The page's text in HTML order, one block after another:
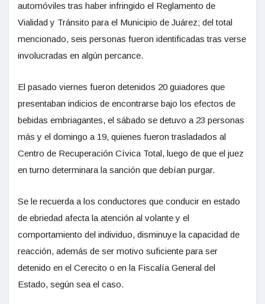
automóviles tras haber infringido el Reglamento de
Vialidad y Tránsito para el Municipio de Juárez; del total
mencionado, seis personas fueron identificadas tras verse
involucradas en algún percance.
El pasado viernes fueron detenidos 20 guiadores que
presentaban indicios de encontrarse bajo los efectos de
bebidas embriagantes, el sábado se detuvo a 23 personas
más y el domingo a 19, quienes fueron trasladados al
Centro de Recuperación Cívica Total, luego de que el juez
en turno determinara la sanción que debían purgar.
Se le recuerda a los conductores que conducir en estado
de ebriedad afecta la atención al volante y el
comportamiento del individuo, disminuye la capacidad de
reacción, además de ser motivo suficiente para ser
detenido en el Cerecito o en la Fiscalía General del
Estado, según sea el caso.